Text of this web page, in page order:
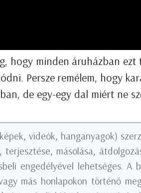
hogy minden áruházban ezt
Persze remélem, hogy
de egy-egy dal miért ne
videók, hanganyagok)
másolása,
engedélyével lehetséges. A
más honlapokon történő